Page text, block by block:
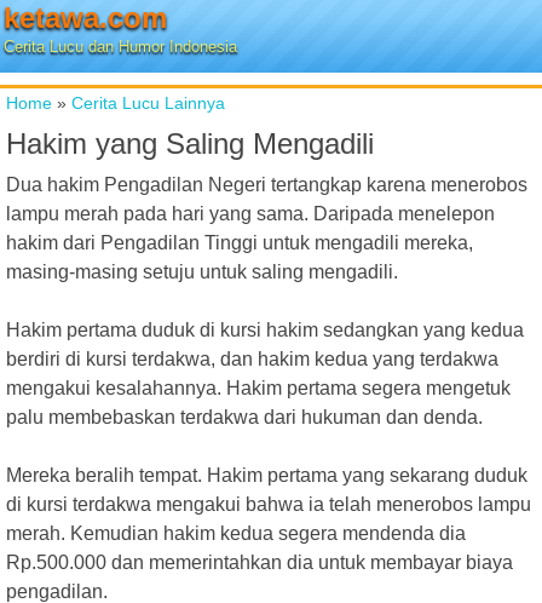
ketawa.com
Cerita Lucu dan Humor Indonesia
Home » Cerita Lucu Lainnya
Hakim yang Saling Mengadili
Dua hakim Pengadilan Negeri tertangkap karena menerobos
lampu merah pada hari yang sama. Daripada menelepon
hakim dari Pengadilan Tinggi untuk mengadili mereka,
masing-masing setuju untuk saling mengadili.
Hakim pertama duduk di kursi hakim sedangkan yang kedua
berdiri di kursi terdakwa, dan hakim kedua yang terdakwa
mengakui kesalahannya. Hakim pertama segera mengetuk
palu membebaskan terdakwa dari hukuman dan denda.
Mereka beralih tempat. Hakim pertama yang sekarang duduk
di kursi terdakwa mengakui bahwa ia telah menerobos lampu
merah. Kemudian hakim kedua segera mendenda dia
Rp.500.000 dan memerintahkan dia untuk membayar biaya
pengadilan.